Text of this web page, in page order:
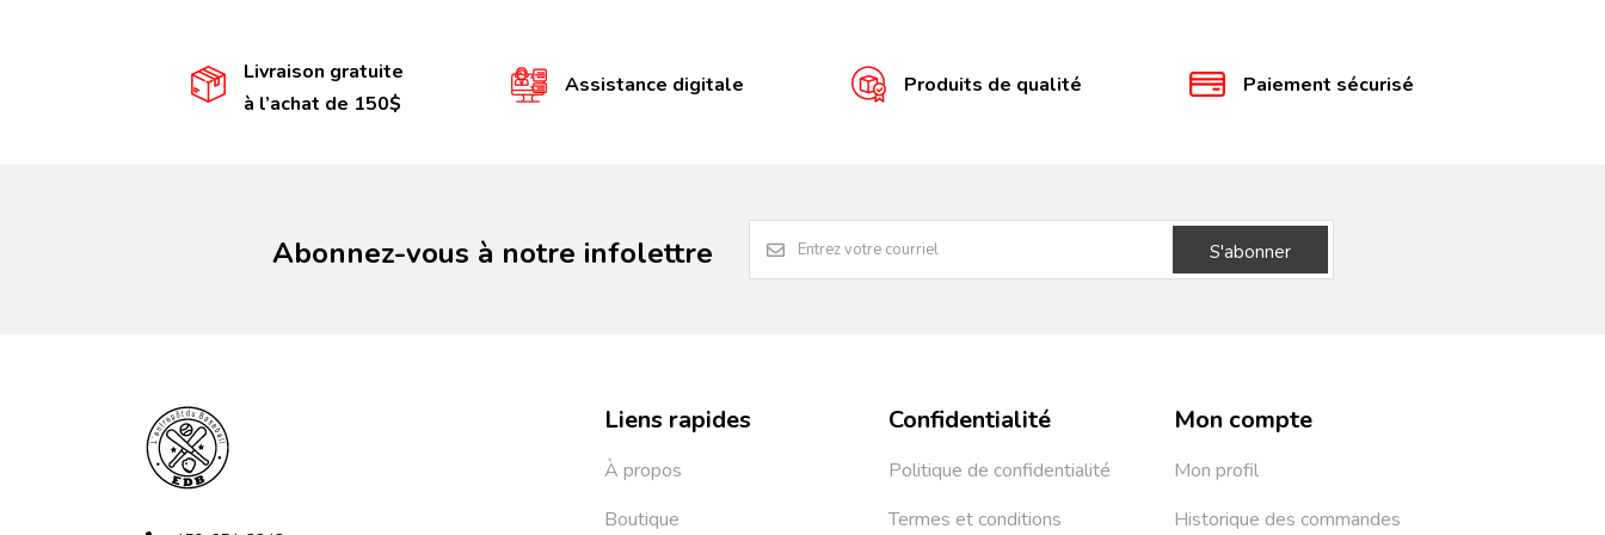
Livraison gratuite
à l’achat de 150$
Assistance digitale Produits de qualité Paiement sécurisé
Abonnez-vous à notre infolettre S'abonner
Liens rapides
À propos
Boutique
Confidentialité
Politique de confidentialité
Termes et conditions
Mon compte
Mon profil
Historique des commandes